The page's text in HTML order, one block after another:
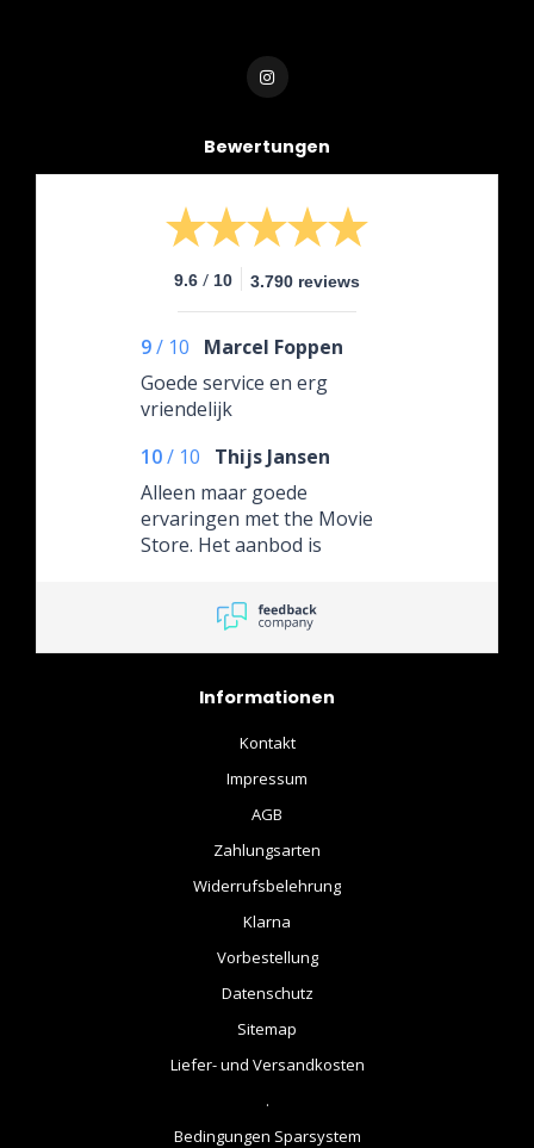
Bewertungen
9.6 / 10 3.790 reviews
9/ 10
Marcel Foppen
Goede service en erg
vriendelijk
10/ 10
Thijs Jansen
Alleen maar goede
ervaringen met the Movie
Store. Het aanbod is
goed verpakt en snel
geleverd. Vijf sterren ⭐️
Informationen
Kontakt
Impressum
AGB
Zahlungsarten
Widerrufsbelehrung
Klarna
Vorbestellung
Datenschutz
Sitemap
Liefer- und Versandkosten
.
Bedingungen Sparsystem